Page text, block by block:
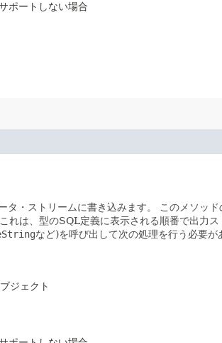
ポートしない場合
・ストリームに書き込みます。
このメソッ
これは、型のSQL定義に表示される順番で出力
など)を呼び出して次の処理を行う必要
ジェクト